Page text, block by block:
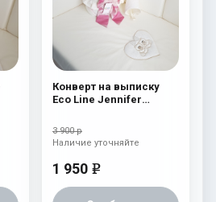
Конверт на выписку
Eco Line Jennifer
3 900 р
1 950 e
Наличие уточняйте